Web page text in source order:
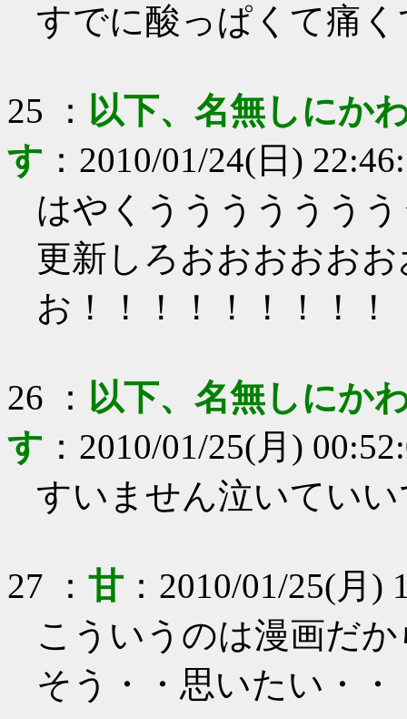
すでに酸っぱくて痛
25 ： 以下、名無しにか
す ： 2010/01/24(日)
はやくうううううう
更新しろおおおおお
お！！！！！！！！！
26 ： 以下、名無しにか
す ： 2010/01/25(月)
すいません泣いてい
27 ： 甘： 2010/01/25(月)
こういうのは漫画だ
そう・・思いたい・・